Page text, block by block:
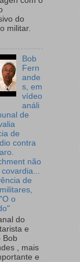
do
militar.
Bob
Fern
ande
s, em
vídeo
análi
de
de
contra
não
de
o
do
e
Bob
, mais
e